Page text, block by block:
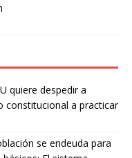
quiere despedir a
constitucional a practicar
se endeuda para